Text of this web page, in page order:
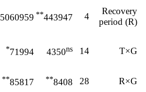
Recovery
period (R)
4
443947
**
5060959
T×G
14
4350ns
71994
*
R×G
28
8408
**
85817
**